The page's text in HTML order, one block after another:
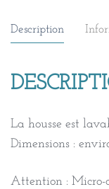
Description
La housse est
Dimensions :
Attention : Micro-